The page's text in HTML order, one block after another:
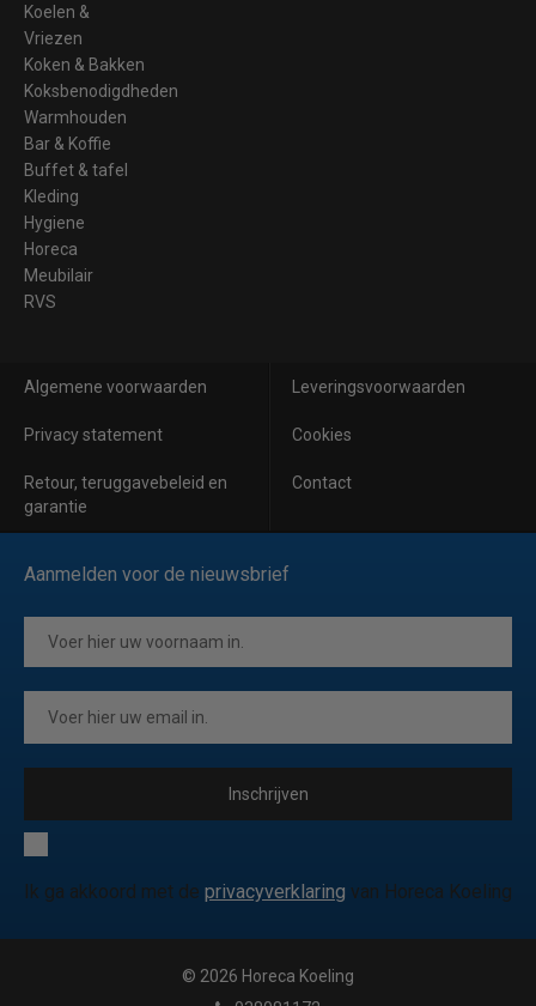
Koelen &
Vriezen
Koken & Bakken
Koksbenodigdheden
Warmhouden
Bar & Koffie
Buffet & tafel
Kleding
Hygiene
Horeca
Meubilair
RVS
Algemene voorwaarden Leveringsvoorwaarden
Privacy statement Cookies
Retour, teruggavebeleid en
garantie
Contact
Aanmelden voor de nieuwsbrief
Inschrijven
Ik ga akkoord met de privacyverklaring van Horeca Koeling
© 2026 Horeca Koeling
|